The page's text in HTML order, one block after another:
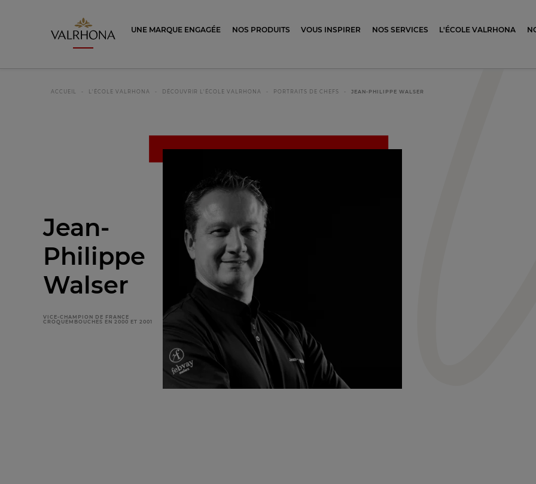
Valrhona - Imaginons le meilleur du chocolat
UNE MARQUE ENGAGÉE NOS PRODUITS VOUS INSPIRER NOS SERVICES L'ÉCOLE VALRHONA
ACCUEIL L'ÉCOLE VALRHONA DÉCOUVRIR L'ÉCOLE VALRHONA PORTRAITS DE CHEFS JEAN-PHILIPPE WALSER
Jean-
Philippe
Walser
VICE-CHAMPION DE FRANCE
CROQUEMBOUCHES EN 2000 ET 2001